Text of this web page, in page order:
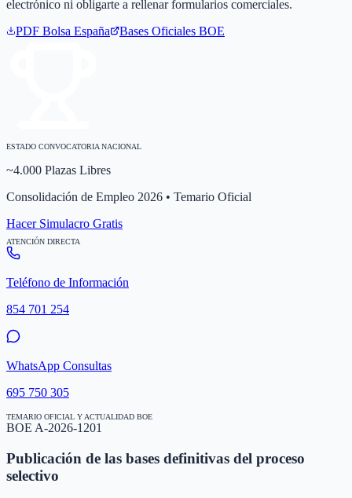
electrónico ni obligarte a rellenar formularios comerciales.
PDF Bolsa España Bases Oficiales BOE
ESTADO CONVOCATORIA NACIONAL
~4.000 Plazas Libres
Consolidación de Empleo 2026 • Temario Oficial
Hacer Simulacro Gratis
ATENCIÓN DIRECTA
Teléfono de Información
854 701 254
WhatsApp Consultas
695 750 305
TEMARIO OFICIAL Y ACTUALIDAD BOE
BOE A-2026-1201
Publicación de las bases definitivas del proceso
selectivo